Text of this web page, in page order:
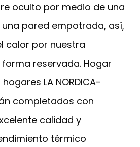
oculto por medio de una
pared empotrada, así,
calor por nuestra
reservada. Hogar
LA NORDICA-
completados con
calidad y
térmico